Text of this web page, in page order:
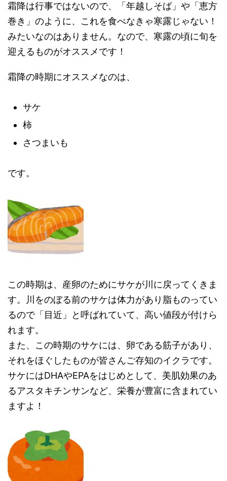
霜降は行事ではないので、「年越しそば」や「恵方
巻き」のように、これを食べなきゃ寒露じゃない！
みたいなのはありません。なので、寒露の頃に旬を
迎えるものがオススメです！
霜降の時期にオススメなのは、
サケ
柿
さつまいも
です。
この時期は、産卵のためにサケが川に戻ってくきま
す。川をのぼる前のサケは体力があり脂ものってい
るので「目近」と呼ばれていて、高い値段が付けら
れます。
また、この時期のサケには、卵である筋子があり、
それをほぐしたものが皆さんご存知のイクラです。
サケにはDHAやEPAをはじめとして、美肌効果のあ
るアスタキチンサンなど、栄養が豊富に含まれてい
ますよ！